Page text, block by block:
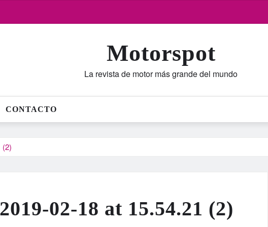
Motorspot
La revista de motor más grande del mundo
CONTACTO
(2)
02-18 at 15.54.21 (2)